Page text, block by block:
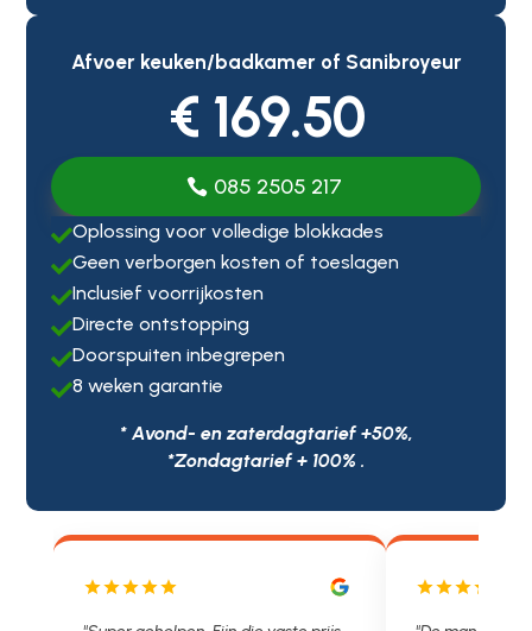
Afvoer keuken/badkamer of Sanibroyeur
€ 169.50
085 2505 217
Oplossing voor volledige blokkades
Geen verborgen kosten of toeslagen
Inclusief voorrijkosten
Directe ontstopping
Doorspuiten inbegrepen
8 weken garantie
* Avond- en zaterdagtarief +50%,
*Zondagtarief + 100% .